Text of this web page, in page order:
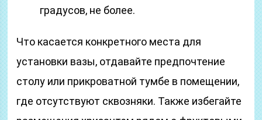
градусов, не более.
Что касается конкретного места для
установки вазы, отдавайте предпочтение
столу или прикроватной тумбе в помещении,
где отсутствуют сквозняки. Также избегайте